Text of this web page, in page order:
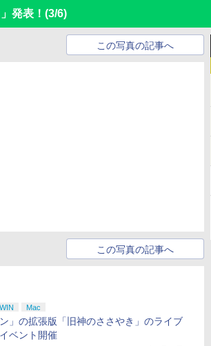
発表！ (3/6)
この写真の記事へ
この写真の記事へ
WIN Mac
ン」の拡張版「旧神のささやき」のライブ
ベント開催